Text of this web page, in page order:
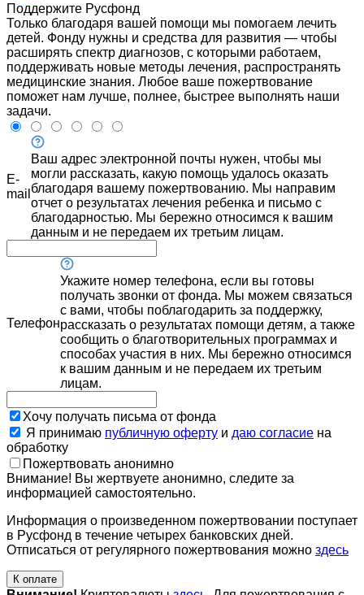
Поддержите Русфонд
Только благодаря вашей помощи мы помогаем лечить
детей. Фонду нужны и средства для развития — чтобы
расширять спектр диагнозов, с которыми работаем,
поддерживать новые методы лечения, распространять
медицинские знания. Любое ваше пожертвование
поможет нам лучше, полнее, быстрее выполнять наши
задачи.
E-
mail
Ваш адрес электронной почты нужен, чтобы мы
могли рассказать, какую помощь удалось оказать
благодаря вашему пожертвованию. Мы направим
отчет о результатах лечения ребенка и письмо с
благодарностью. Мы бережно относимся к вашим
данным и не передаем их третьим лицам.
Телефон
Укажите номер телефона, если вы готовы
получать звонки от фонда. Мы можем связаться
с вами, чтобы поблагодарить за поддержку,
рассказать о результатах помощи детям, а также
сообщить о благотворительных программах и
способах участия в них. Мы бережно относимся
к вашим данным и не передаем их третьим
лицам.
Хочу получать письма от фонда
Я принимаю публичную оферту и даю согласие на
обработку
Пожертвовать анонимно
Внимание! Вы жертвуете анонимно, следите за
информацией самостоятельно.
Информация о произведенном пожертвовании поступает
в Русфонд в течение четырех банковских дней.
Отписаться от регулярного пожертвования можно здесь
К оплате